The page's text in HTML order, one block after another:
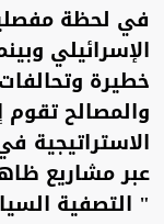
في لحظة
الإسرائيلي
خطيرة
والمصالح تقوم
الاستراتيجية
عبر مشاريع
" التصفية